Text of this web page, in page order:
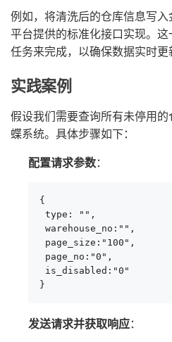
例如，将清洗后的仓库信息写
平台提供的标准化接口实现。
任务来完成，以确保数据实时更
实践案例
假设我们需要查询所有未停用
蝶系统。具体步骤如下：
配置请求参数：
{
type: "",
warehouse_no:"",
page_size:"100",
page_no:"0",
is_disabled:"0"
}
发送请求并获取响应：